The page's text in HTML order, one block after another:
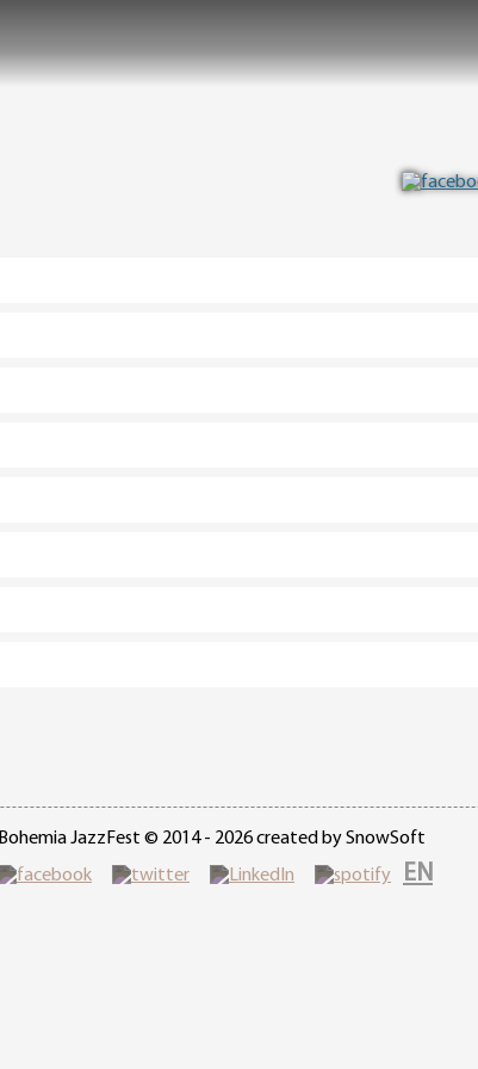
Bohemia JazzFest © 2014 - 2026 created by SnowSoft
EN